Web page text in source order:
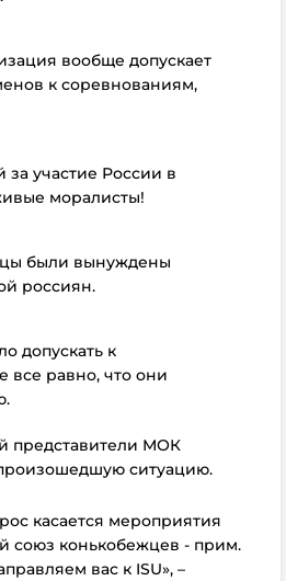
вообще допускает
к соревнованиям,
за участие России в
моралисты!
были вынуждены
россиян.
допускать к
все равно, что они
представители МОК
ситуацию.
касается мероприятия
союз конькобежцев - прим.
вас к ISU», –